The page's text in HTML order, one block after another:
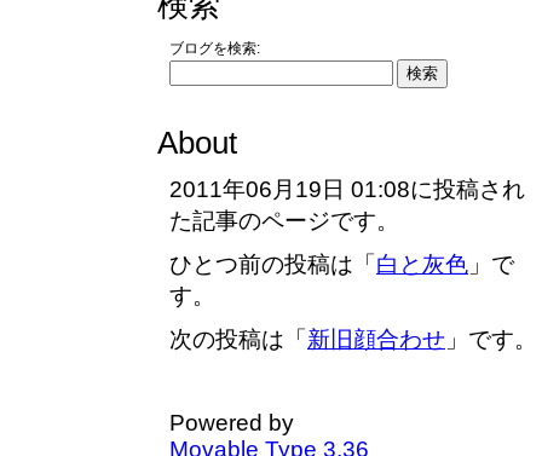
ブログを検索:
About
2011年06月19日 01:08に投稿され
た記事のページです。
ひとつ前の投稿は「 白と灰色 」で
す。
次の投稿は「 新旧顔合わせ 」です。
Powered by
Movable Type 3.36